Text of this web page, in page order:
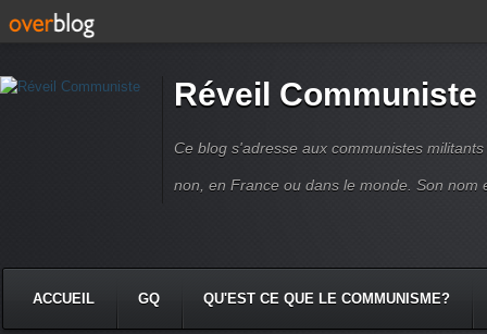
Réveil Communiste
Ce blog s'adresse aux communistes
non, en France ou dans le monde. Son nom
ACCUEIL GQ QU'EST CE QUE LE COMMUNISME?